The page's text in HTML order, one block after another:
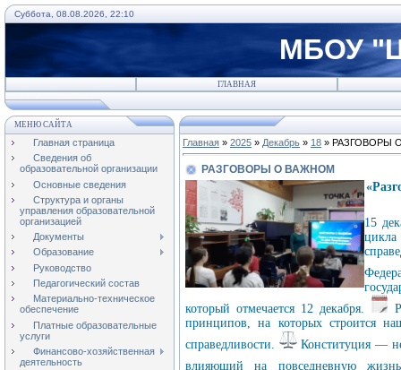
Суббота, 08.08.2026, 22:10
МБОУ
ГЛАВНАЯ
МЕНЮ САЙТА
Главная страница
Сведения об
образовательной организации
Основные сведения
Структура и органы
управления образовательной
организацией
Документы
Образование
Руководство
Педагогический состав
Материально-техническое
обеспечение
Платные образовательные
услуги
Финансово-хозяйственная
деятельность
Главная » 2025 » Декабрь » 18 » РАЗГОВОРЫ
РАЗГОВОРЫ О ВАЖНОМ
15
который отмечается 12 декабря.
принципов, на которых строится
справедливости.
Конституция —
влияющий на повседневную